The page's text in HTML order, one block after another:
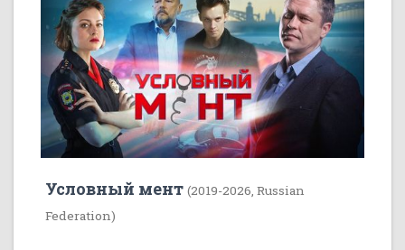
Условный мент (2019-2026, Russian
Federation)